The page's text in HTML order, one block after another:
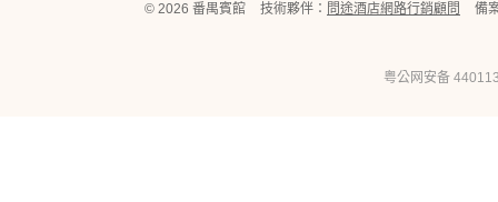
© 2026 番禺賓館
技術夥伴： 問途酒店網路行銷顧問 備
粤公网安备